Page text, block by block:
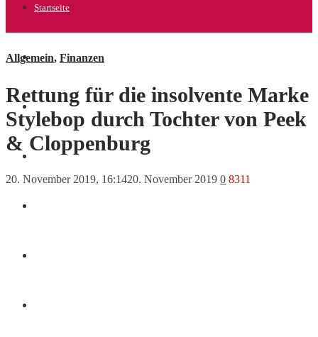
Startseite
Allgemein
Allgemein, Finanzen
Rettung für die insolvente Marke
Stylebop durch Tochter von Peek
& Cloppenburg
20. November 2019, 16:1420. November 2019 0 8311